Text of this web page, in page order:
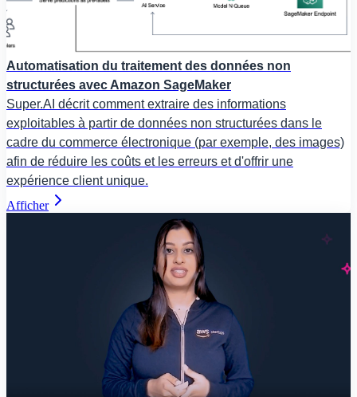
Automatisation du traitement des données non
structurées avec Amazon SageMaker
Super.AI décrit comment extraire des informations
exploitables à partir de données non structurées dans le
cadre du commerce électronique (par exemple, des images)
afin de réduire les coûts et les erreurs et d'offrir une
expérience client unique.
Afficher